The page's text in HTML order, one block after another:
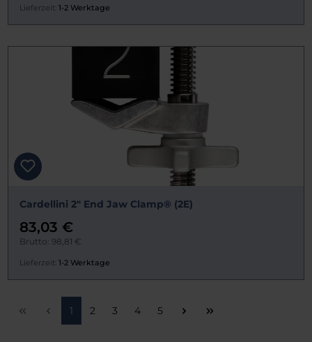
Lieferzeit: 1-2 Werktage
Cardellini 2" End Jaw Clamp® (2E)
83,03 €
Brutto: 98,81 €
Lieferzeit: 1-2 Werktage
Seite
1 Seite
2 Seite
3 Seite
4 Seite
5